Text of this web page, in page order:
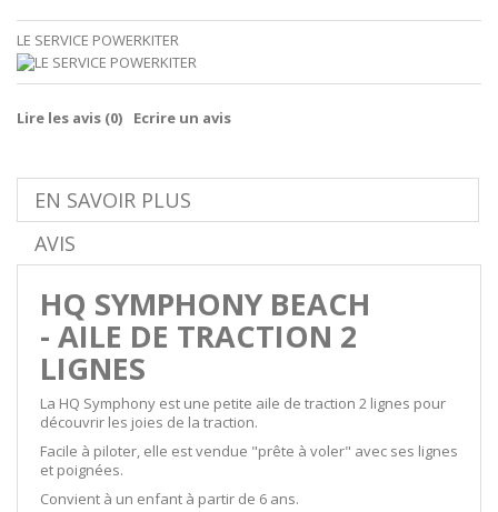
LE SERVICE POWERKITER
Lire les avis (0) Ecrire un avis
EN SAVOIR PLUS
AVIS
HQ SYMPHONY BEACH
- AILE DE TRACTION 2
LIGNES
La HQ Symphony est une petite aile de traction 2 lignes pour
découvrir les joies de la traction.
Facile à piloter, elle est vendue "prête à voler" avec ses lignes
et poignées.
Convient à un enfant à partir de 6 ans.